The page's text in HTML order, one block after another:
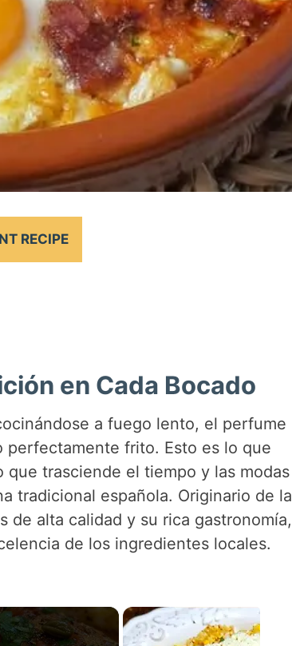
RECIPE
en Cada Bocado
a fuego lento, el perfume
perfectamente frito. Esto es lo que
que trasciende el tiempo y las modas
tradicional española. Originario de la
de alta calidad y su rica gastronomía,
de los ingredientes locales.